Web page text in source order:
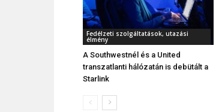
Fedélzeti szolgáltatások, utazási
élmény
A Southwestnél és a United
transzatlanti hálózatán is debütált a
Starlink